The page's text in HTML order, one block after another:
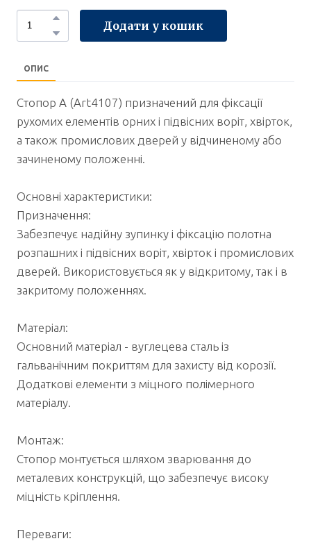
Додати у кошик
ОПИС
Стопор А (Art4107) призначений для фіксації
рухомих елементів орних і підвісних воріт, хвірток,
а також промислових дверей у відчиненому або
зачиненому положенні.
Основні характеристики:
Призначення:
Забезпечує надійну зупинку і фіксацію полотна
розпашних і підвісних воріт, хвірток і промислових
дверей. Використовується як у відкритому, так і в
закритому положеннях.
Матеріал:
Основний матеріал - вуглецева сталь із
гальванічним покриттям для захисту від корозії.
Додаткові елементи з міцного полімерного
матеріалу.
Монтаж:
Стопор монтується шляхом зварювання до
металевих конструкцій, що забезпечує високу
міцність кріплення.
Переваги: